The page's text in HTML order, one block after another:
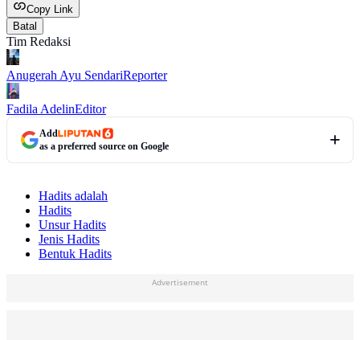
Copy Link
Batal
Tim Redaksi
Anugerah Ayu SendariReporter
Fadila AdelinEditor
Add
as a preferred source on Google
Hadits adalah
Hadits
Unsur Hadits
Jenis Hadits
Bentuk Hadits
Advertisement